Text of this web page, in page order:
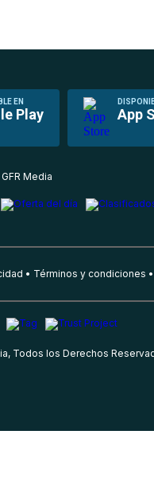
EN
Play App
Media
Términos y condiciones
Todos los Derechos